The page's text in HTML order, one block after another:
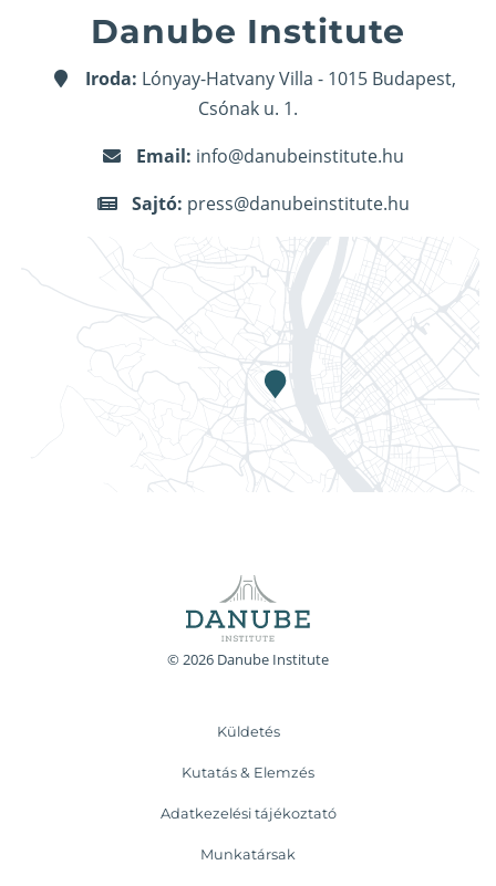
Danube Institute
Iroda: Lónyay-Hatvany Villa - 1015 Budapest,
Csónak u. 1.
Email: info@danubeinstitute.hu
Sajtó: press@danubeinstitute.hu
© 2026 Danube Institute
Küldetés
Kutatás & Elemzés
Adatkezelési tájékoztató
Munkatársak